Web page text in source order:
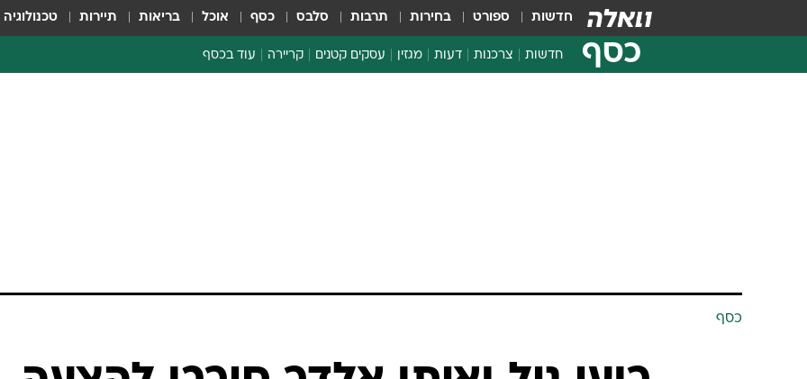
חדשות ספורט בחירות תרבות סלבס כסף אוכל בריאות תיירות טכנולוגיה
כסף חדשות צרכנות דעות מגזין עסקים קטנים קריירה עוד בכסף
כסף